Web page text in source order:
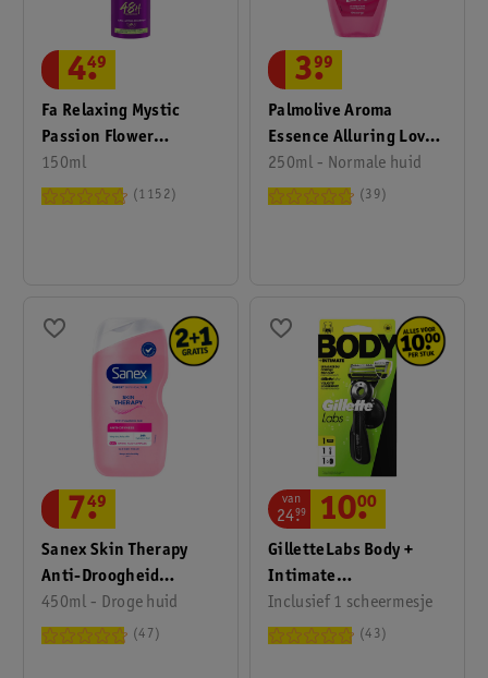
Fa Relaxing Mystic
Passion Flower
Deodorant Spray
150ml
4.
49
1152
Palmolive Aroma
Essence Alluring Love
Douchegel
250ml - Normale huid
3.
99
39
Sanex Skin Therapy
Anti-Droogheid
Douchecreme
450ml - Droge huid
7.
49
47
GilletteLabs Body +
Intimate
Scheersysteem
Inclusief 1 scheermesje
van
24.
99 10.
00
43